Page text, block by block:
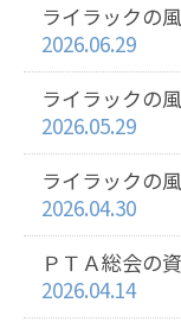
ライラックの
2026.06.29
ライラックの
2026.05.29
ライラックの
2026.04.30
ＰＴＡ総会の資
2026.04.14